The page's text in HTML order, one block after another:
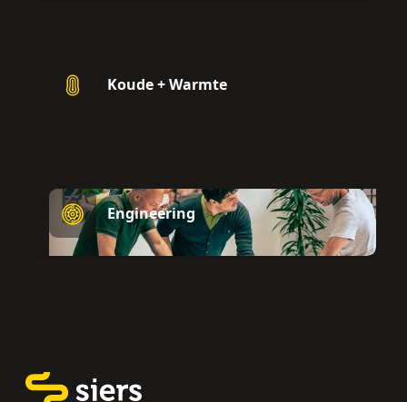
Koude + Warmte
Engineering